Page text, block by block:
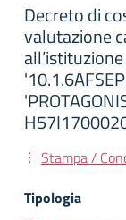
Decreto di
valutazione
Stampa /
Tipologia